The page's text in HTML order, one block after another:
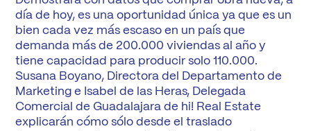
día de hoy, es una oportunidad única ya que es un
bien cada vez más escaso en un país que
demanda más de 200.000 viviendas al año y
tiene capacidad para producir solo 110.000.
Susana Boyano, Directora del Departamento de
Marketing e Isabel de las Heras, Delegada
Comercial de Guadalajara de hi! Real Estate
explicarán cómo sólo desde el traslado